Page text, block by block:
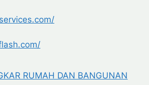
RUMAH DAN BANGUNAN